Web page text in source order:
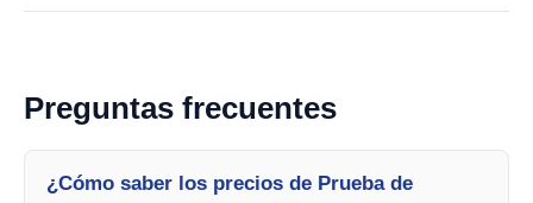
Preguntas frecuentes
¿Cómo saber los precios de Prueba de